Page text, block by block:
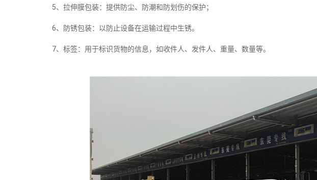
5、拉伸膜包装：提供防尘、防潮和防划伤的保护；
6、防锈包装：以防止设备在运输过程中生锈。
7、标签：用于标识货物的信息，如收件人、发件人、重量、数量等。